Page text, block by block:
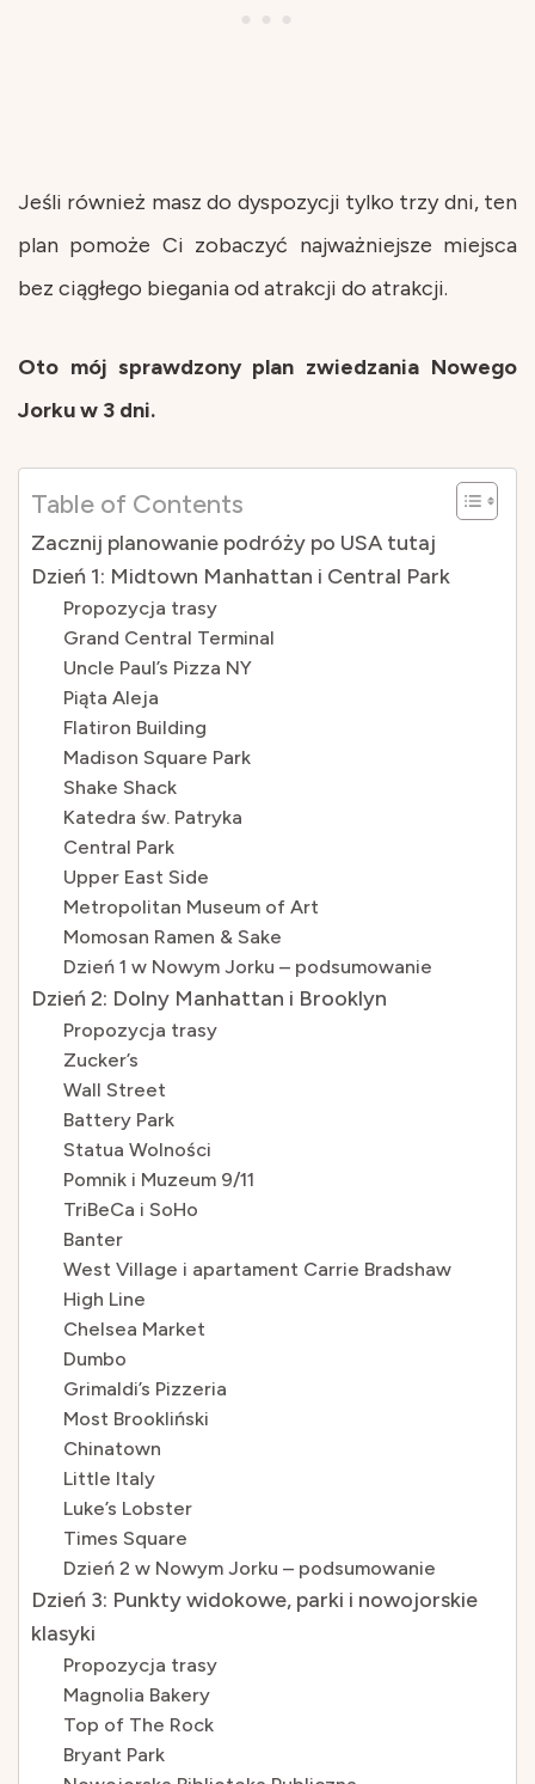
Jeśli również masz do dyspozycji tylko trzy dni, ten
plan pomoże Ci zobaczyć najważniejsze miejsca
bez ciągłego biegania od atrakcji do atrakcji.
Oto mój sprawdzony plan zwiedzania Nowego
Jorku w 3 dni.
Table of Contents
Zacznij planowanie podróży po USA tutaj
Dzień 1: Midtown Manhattan i Central Park
Propozycja trasy
Grand Central Terminal
Uncle Paul’s Pizza NY
Piąta Aleja
Flatiron Building
Madison Square Park
Shake Shack
Katedra św. Patryka
Central Park
Upper East Side
Metropolitan Museum of Art
Momosan Ramen & Sake
Dzień 1 w Nowym Jorku – podsumowanie
Dzień 2: Dolny Manhattan i Brooklyn
Propozycja trasy
Zucker’s
Wall Street
Battery Park
Statua Wolności
Pomnik i Muzeum 9/11
TriBeCa i SoHo
Banter
West Village i apartament Carrie Bradshaw
High Line
Chelsea Market
Dumbo
Grimaldi’s Pizzeria
Most Brookliński
Chinatown
Little Italy
Luke’s Lobster
Times Square
Dzień 2 w Nowym Jorku – podsumowanie
Dzień 3: Punkty widokowe, parki i nowojorskie
klasyki
Propozycja trasy
Magnolia Bakery
Top of The Rock
Bryant Park